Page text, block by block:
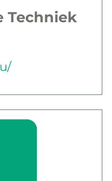
Techniek